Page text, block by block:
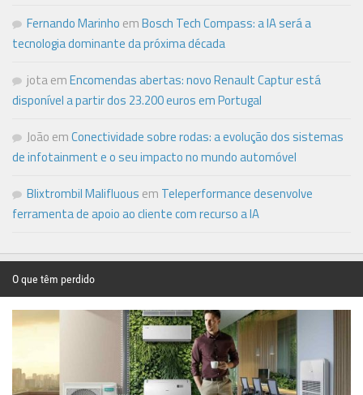
Fernando Marinho emBosch Tech Compass: a IA será a
tecnologia dominante da próxima década
jotaemEncomendas abertas: novo Renault Captur está
disponível a partir dos 23.200 euros em Portugal
João emConectividade sobre rodas: a evolução dos sistemas
de infotainment e o seu impacto no mundo automóvel
Blixtrombil Malifluous em Teleperformance desenvolve
ferramenta de apoio ao cliente com recurso a IA
O que têm perdido